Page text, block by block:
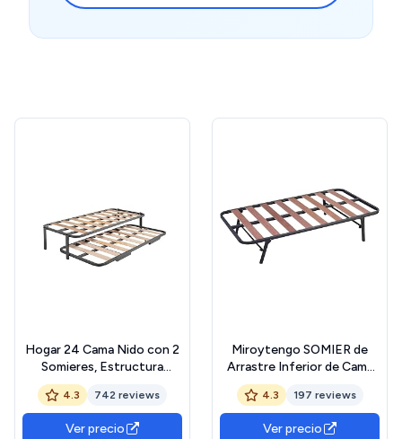
Hogar 24 Cama Nido con 2
Somieres, Estructura
Reforzada Doble Barra
Superior + Patas,
90x200cm
4.3 742 reviews
Ver precio
Miroytengo SOMIER de
Arrastre Inferior de Cama
Canguro 90x180 cm, Tubo
30x30 mm+ Patas
Plegables con Ruedas.
ELEVABLE
4.3 197 reviews
Ver precio